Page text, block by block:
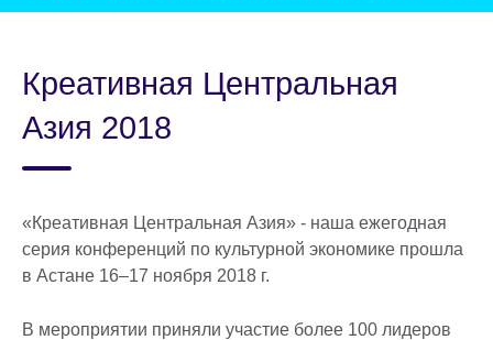
Креативная Центральная
Азия 2018
«Креативная Центральная Азия» - наша ежегодная
серия конференций по культурной экономике прошла
в Астане 16–17 ноября 2018 г.
В мероприятии приняли участие более 100 лидеров